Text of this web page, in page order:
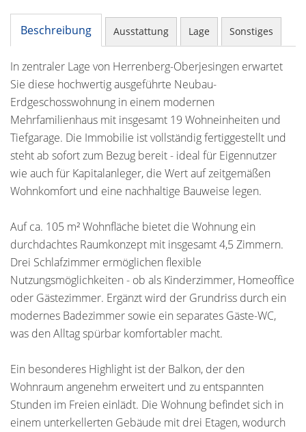
Beschreibung Ausstattung Lage Sonstiges
In zentraler Lage von Herrenberg-Oberjesingen erwartet
Sie diese hochwertig ausgeführte Neubau-
Erdgeschosswohnung in einem modernen
Mehrfamilienhaus mit insgesamt 19 Wohneinheiten und
Tiefgarage. Die Immobilie ist vollständig fertiggestellt und
steht ab sofort zum Bezug bereit - ideal für Eigennutzer
wie auch für Kapitalanleger, die Wert auf zeitgemäßen
Wohnkomfort und eine nachhaltige Bauweise legen.
Auf ca. 105 m² Wohnfläche bietet die Wohnung ein
durchdachtes Raumkonzept mit insgesamt 4,5 Zimmern.
Drei Schlafzimmer ermöglichen flexible
Nutzungsmöglichkeiten - ob als Kinderzimmer, Homeoffice
oder Gästezimmer. Ergänzt wird der Grundriss durch ein
modernes Badezimmer sowie ein separates Gäste-WC,
was den Alltag spürbar komfortabler macht.
Ein besonderes Highlight ist der Balkon, der den
Wohnraum angenehm erweitert und zu entspannten
Stunden im Freien einlädt. Die Wohnung befindet sich in
einem unterkellerten Gebäude mit drei Etagen, wodurch